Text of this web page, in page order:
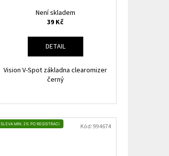
Není skladem
39 Kč
DETAIL
Vision V-Spot základna clearomizer
černý
SLEVA MIN. 2% PO REGISTRACI Kód:994674